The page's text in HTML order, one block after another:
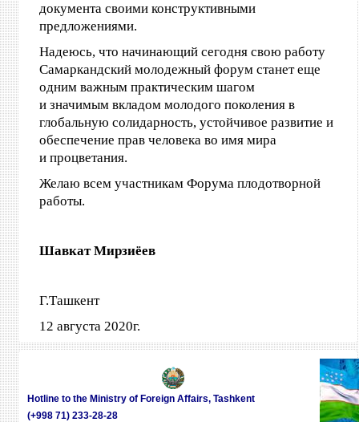
документа своими конструктивными
предложениями.
Надеюсь, что начинающий сегодня свою работу
Самаркандский молодежный форум станет еще
одним важным практическим шагом
и значимым вкладом молодого поколения в
глобальную солидарность, устойчивое развитие и
обеспечение прав человека во имя мира
и процветания.
Желаю всем участникам Форума плодотворной
работы.
Шавкат Мирзиёев
Г.Ташкент
12 августа 2020г.
Hotline to the Ministry of Foreign Affairs, Tashkent
(+998 71) 233-28-28